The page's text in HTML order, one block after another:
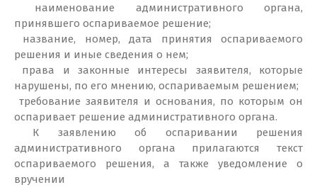
наименование административного органа,
принявшего оспариваемое решение;
название, номер, дата принятия оспариваемого
решения и иные сведения о нем;
права и законные интересы заявителя, которые
нарушены, по его мнению, оспариваемым решением;
требование заявителя и основания, по которым он
оспаривает решение административного органа.
К заявлению об оспаривании решения
административного органа прилагаются текст
оспариваемого решения, а также уведомление о
вручении